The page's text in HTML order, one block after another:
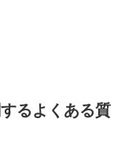
るよくある質